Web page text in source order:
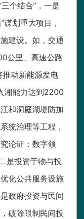
个结合”，一是
谋划重大项目，
建设。如，交通
公里、高速公路
动新能源发电
湘能力达到2200
和洞庭湖堤防加
统治理等工程，
论证；数字领
是投资于物与投
化公共服务设施
政府投资与民间
破除限制民间投